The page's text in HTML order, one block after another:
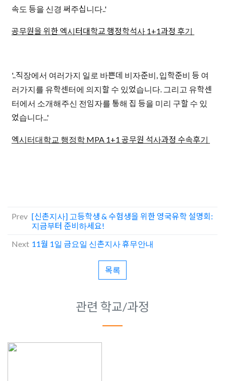
속도 등을 신경 써주십니다..'
공무원을 위한 엑시터대학교 행정학석사 1+1과정 후기
'..직장에서 여러가지 일로 바쁜데 비자준비, 입학준비 등 여
러가지를 유학센터에 의지할 수 있었습니다. 그리고 유학센
터에서 소개해주신 전임자를 통해 집 등을 미리 구할 수 있
었습니다...'
엑시터대학교 행정학 MPA 1+1 공무원 석사과정 수속후기
Prev [신촌지사] 고등학생 & 수험생을 위한 영국유학 설명회:
지금부터 준비하세요!
Next 11월 1일 금요일 신촌지사 휴무안내
목록
관련 학교/과정